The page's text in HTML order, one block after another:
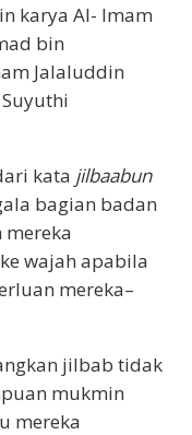
karya Al- Imam
bin
Jalaluddin
kata jilbaabun
bagian badan
wajah apabila
mereka–
jilbab tidak
mukmin
mereka